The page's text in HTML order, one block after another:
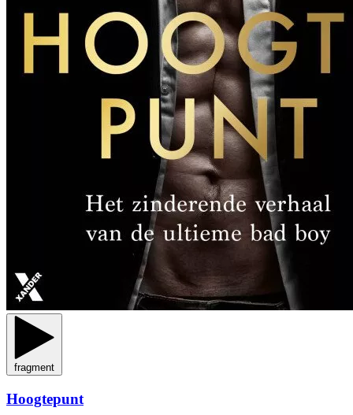
fragment
Hoogtepunt